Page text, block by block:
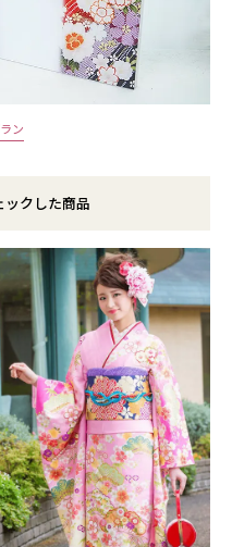
ン
ックした商品